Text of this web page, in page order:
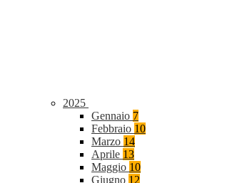
2025
Gennaio 7
Febbraio 10
Marzo 14
Aprile 13
Maggio 10
Giugno 12